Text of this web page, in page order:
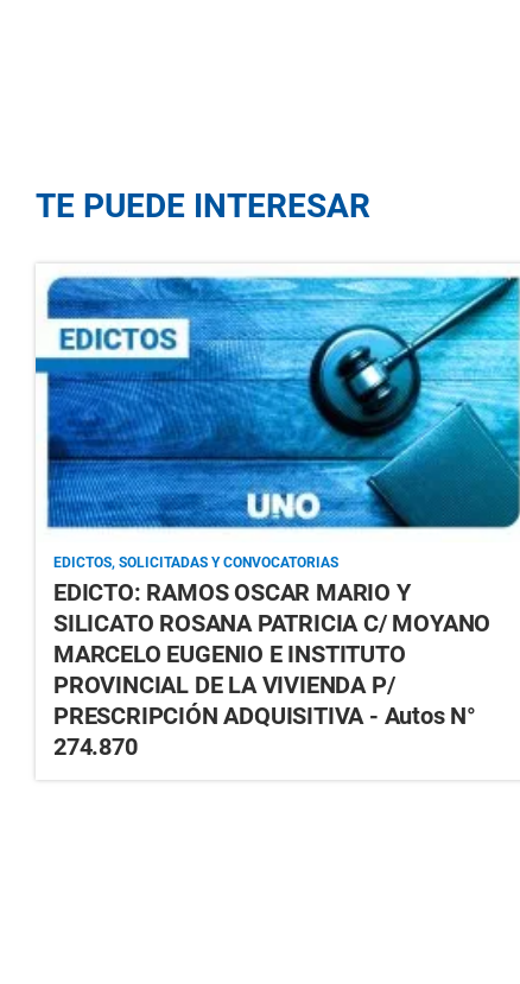
TE PUEDE INTERESAR
EDICTOS, SOLICITADAS Y CONVOCATORIAS
EDICTO: RAMOS OSCAR MARIO Y
SILICATO ROSANA PATRICIA C/ MOYANO
MARCELO EUGENIO E INSTITUTO
PROVINCIAL DE LA VIVIENDA P/
PRESCRIPCIÓN ADQUISITIVA - Autos N°
274.870